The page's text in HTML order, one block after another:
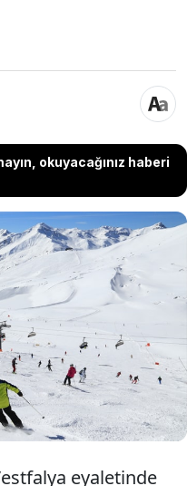
okuyacağınız haberi
Ren-Vestfalya'da
Züschen'deki
artan maliyetler
nedeniyle iflas etti.
eyaletinde